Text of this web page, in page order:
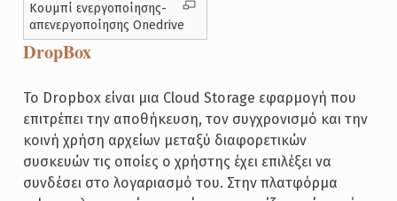
Κουμπί ενεργοποίησης-
απενεργοποίησης Onedrive
DropBox
Το Dropbox είναι μια Cloud Storage εφαρμογή που
επιτρέπει την αποθήκευση, τον συγχρονισμό και την
κοινή χρήση αρχείων μεταξύ διαφορετικών
συσκευών τις οποίες ο χρήστης έχει επιλέξει να
συνδέσει στο λογαριασμό του. Στην πλατφόρμα